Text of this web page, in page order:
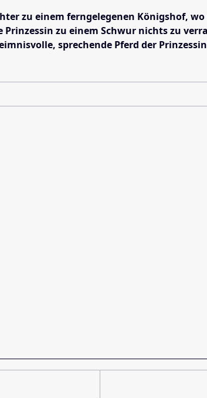
zu einem ferngelegenen Königshof,
Prinzessin zu einem Schwur nichts zu
sprechende Pferd der